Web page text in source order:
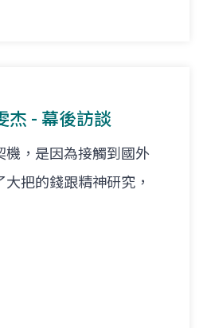
杰 - 幕後訪談
機，是因為接觸到國外
把的錢跟精神研究，